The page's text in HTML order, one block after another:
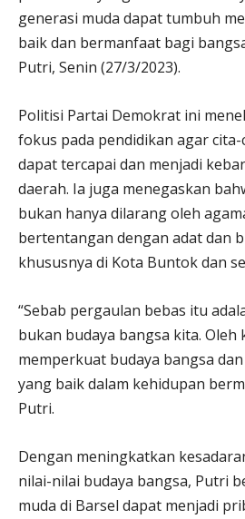
generasi muda dapat tumbuh
baik dan bermanfaat bagi
Putri, Senin (27/3/2023).
Politisi Partai Demokrat ini
fokus pada pendidikan agar
dapat tercapai dan menjadi
daerah. Ia juga menegaskan
bukan hanya dilarang oleh
bertentangan dengan adat dan
khususnya di Kota Buntok dan
“Sebab pergaulan bebas itu
bukan budaya bangsa kita.
memperkuat budaya bangsa
yang baik dalam kehidupan
Putri.
Dengan meningkatkan
nilai-nilai budaya bangsa, Putri
muda di Barsel dapat menjadi